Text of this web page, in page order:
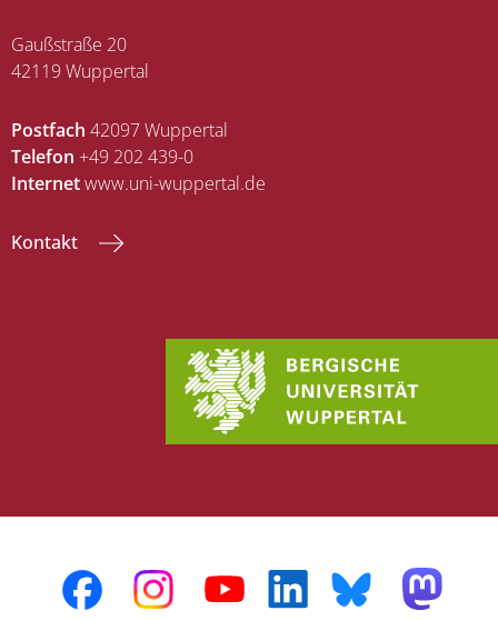
Gaußstraße 20
42119 Wuppertal
Postfach 42097 Wuppertal
Telefon +49 202 439-0
Internetwww.uni-wuppertal.de
Kontakt